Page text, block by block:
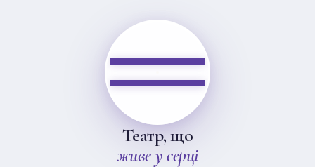
Театр, що
живе у серці